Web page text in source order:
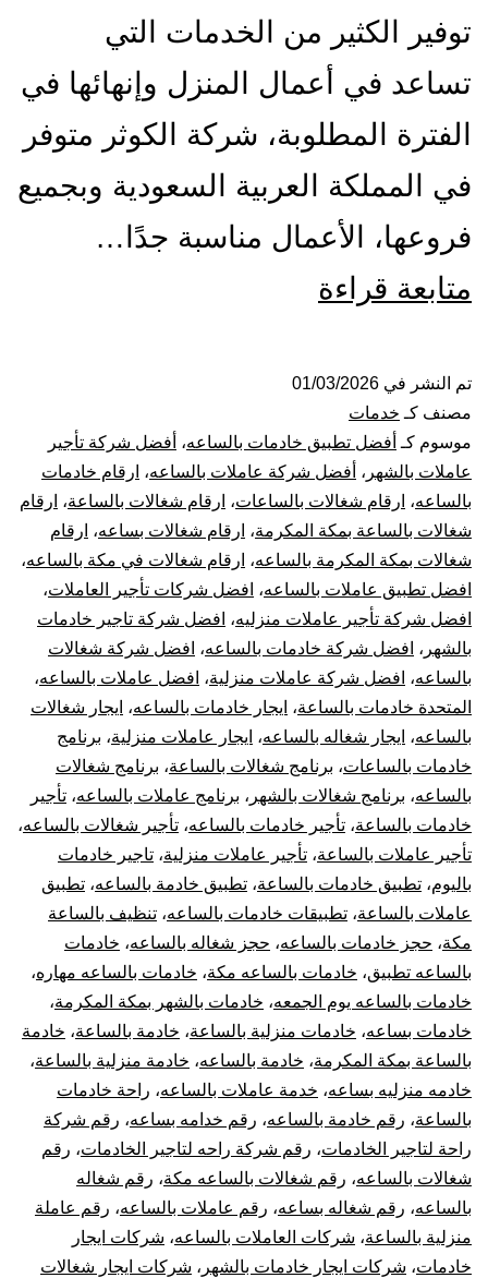
توفير الكثير من الخدمات التي
تساعد في أعمال المنزل وإنهائها في
الفترة المطلوبة، شركة الكوثر متوفر
في المملكة العربية السعودية وبجميع
فروعها، الأعمال مناسبة جدًا…
متابعة قراءة
بالساعة
بمكة
|
عاملات
بالساعه
مكه
تم النشر في 01/03/2026
مصنف كـ خدمات
موسوم كـ أفضل تطبيق خادمات بالساعه، أفضل شركة تأجير
عاملات بالشهر ، أفضل شركة عاملات بالساعه، ارقام خادمات
بالساعه، ارقام شغالات بالساعات، ارقام شغالات بالساعة، ارقام
شغالات بالساعة بمكة المكرمة، ارقام شغالات بساعه، ارقام
شغالات بمكة المكرمة بالساعه، ارقام شغالات في مكة بالساعه،
افضل تطبيق عاملات بالساعه، افضل شركات تأجير العاملات،
افضل شركة تأجير عاملات منزليه، افضل شركة تاجير خادمات
بالشهر ، افضل شركة خادمات بالساعه، افضل شركة شغالات
بالساعه، افضل شركة عاملات منزلية، افضل عاملات بالساعه،
المتحدة خادمات بالساعة، ايجار خادمات بالساعه، ايجار شغالات
بالساعه، ايجار شغاله بالساعه، ايجار عاملات منزلية، برنامج
خادمات بالساعات، برنامج شغالات بالساعة، برنامج شغالات
بالساعه، برنامج شغالات بالشهر ، برنامج عاملات بالساعه، تأجير
خادمات بالساعة، تأجير خادمات بالساعه، تأجير شغالات بالساعه،
تأجير عاملات بالساعة، تأجير عاملات منزلية، تاجير خادمات
باليوم، تطبيق خادمات بالساعة، تطبيق خادمة بالساعه، تطبيق
عاملات بالساعة، تطبيقات خادمات بالساعه، تنظيف بالساعة
مكة، حجز خادمات بالساعه، حجز شغاله بالساعه، خادمات
بالساعه تطبيق، خادمات بالساعه مكة، خادمات بالساعه مهاره،
خادمات بالساعه يوم الجمعه، خادمات بالشهر بمكة المكرمة،
خادمات بساعه، خادمات منزلية بالساعة، خادمة بالساعة، خادمة
بالساعة بمكة المكرمة، خادمة بالساعه، خادمة منزلية بالساعة،
خادمه منزليه بساعه، خدمة عاملات بالساعه، راحة خادمات
بالساعة، رقم خادمة بالساعه، رقم خدامه بساعه، رقم شركة
راحة لتاجير الخادمات، رقم شركة راحه لتاجير الخادمات، رقم
شغالات بالساعه، رقم شغالات بالساعه مكة، رقم شغاله
بالساعه، رقم شغاله بساعه، رقم عاملات بالساعه، رقم عاملة
منزلية بالساعة، شركات العاملات بالساعه، شركات ايجار
خادمات، شركات ايجار خادمات بالشهر ، شركات ايجار شغالات